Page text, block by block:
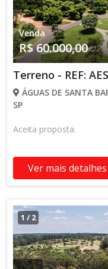
Venda
R$ 60.000,00
Terreno - REF:
ÁGUAS DE SANTA
SP
Aceita proposta.
Ver mais detalhes
1 / 2